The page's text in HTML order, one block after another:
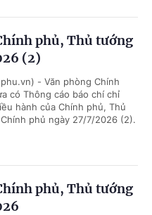
phủ, Thủ tướng
(2)
- Văn phòng Chính
có Thông cáo báo chí chỉ
hành của Chính phủ, Thủ
phủ ngày 27/7/2026 (2).
phủ, Thủ tướng